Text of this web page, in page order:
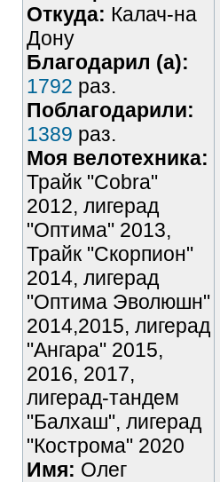
Откуда: Калач-на
Дону
Благодарил (а):
1792 раз.
Поблагодарили:
1389 раз.
Моя велотехника:
Трайк "Cobra"
2012, лигерад
"Оптима" 2013,
Трайк "Скорпион"
2014, лигерад
"Оптима Эволюшн"
2014,2015, лигерад
"Ангара" 2015,
2016, 2017,
лигерад-тандем
"Балхаш", лигерад
"Кострома" 2020
Имя: Олег